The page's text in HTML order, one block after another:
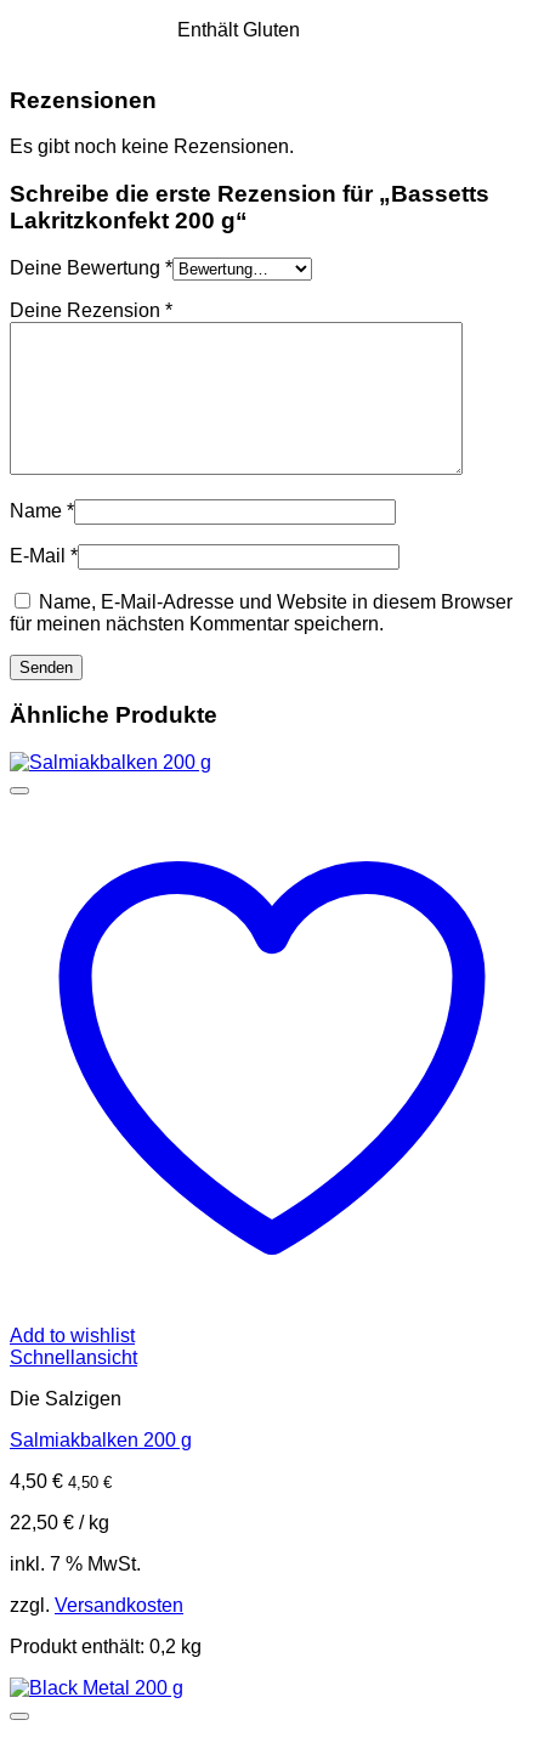
Enthält Gluten
Rezensionen
Es gibt noch keine Rezensionen.
Schreibe die erste Rezension für „Bassetts
Lakritzkonfekt 200 g“
Deine Bewertung *
Deine Rezension *
Name *
E-Mail *
Name, E-Mail-Adresse und Website in diesem Browser
für meinen nächsten Kommentar speichern.
Ähnliche Produkte
Add to wishlist
Schnellansicht
Die Salzigen
Salmiakbalken 200 g
4,50 € 4,50 €
22,50 € / kg
inkl. 7 % MwSt.
zzgl. Versandkosten
Produkt enthält: 0,2 kg